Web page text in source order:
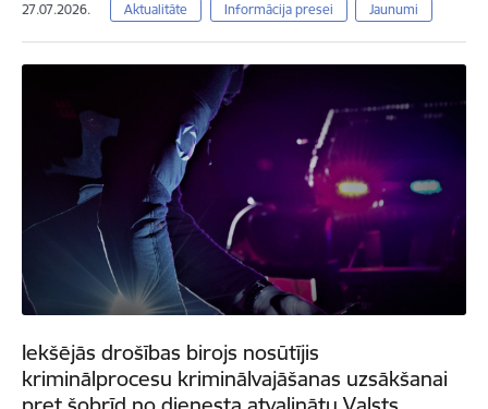
27.07.2026. Aktualitāte Informācija presei Jaunumi
Iekšējās drošības birojs nosūtījis
kriminālprocesu kriminālvajāšanas uzsākšanai